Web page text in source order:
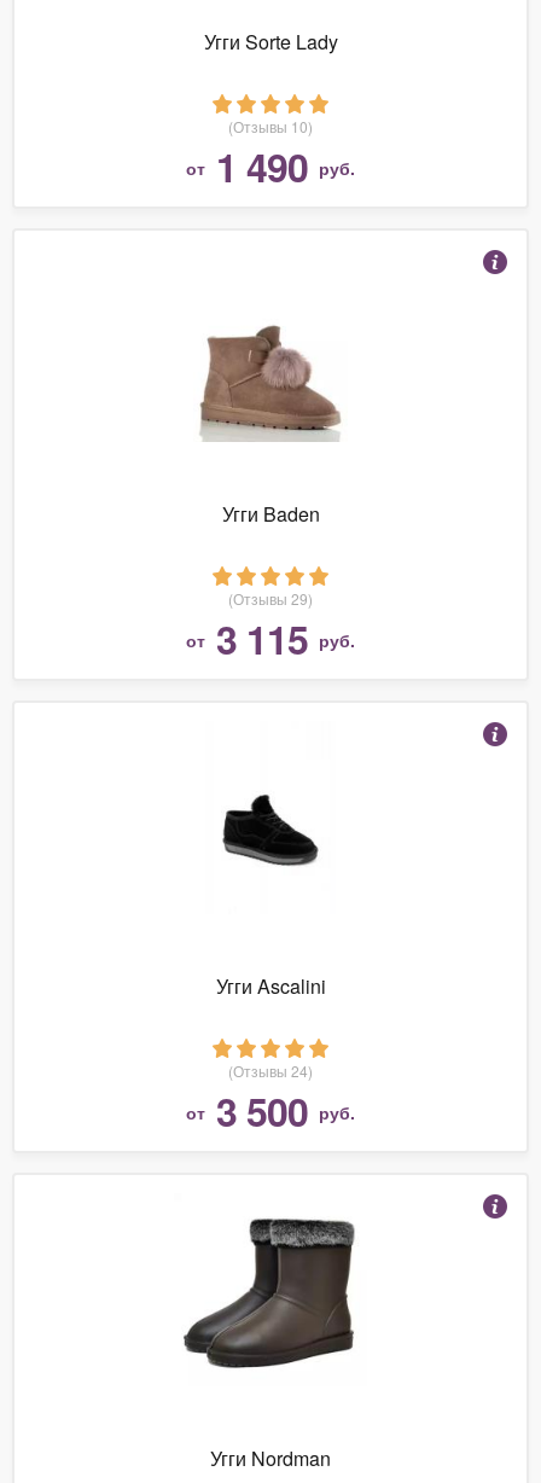
Угги Sorte Lady
(Отзывы 10)
от 1 490 руб.
Угги Baden
(Отзывы 29)
от 3 115 руб.
Угги Ascalini
(Отзывы 24)
от 3 500 руб.
Угги Nordman